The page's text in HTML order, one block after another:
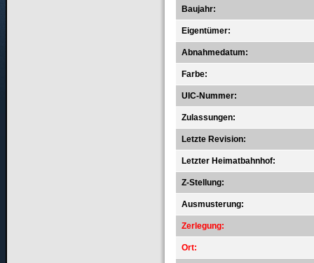
Baujahr:
Eigentümer:
Abnahmedatum:
Farbe:
UIC-Nummer:
Zulassungen:
Letzte Revision:
Letzter Heimatbahnhof:
Z-Stellung:
Ausmusterung:
Zerlegung:
Ort: